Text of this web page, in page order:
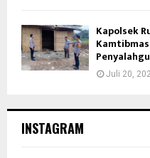
Kapolsek
Juli 20,
INSTAGRAM